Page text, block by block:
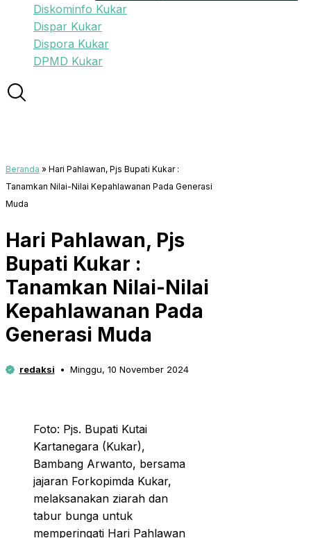
Diskominfo Kukar
Dispar Kukar
Dispora Kukar
DPMD Kukar
Beranda » Hari Pahlawan, Pjs Bupati Kukar :
Tanamkan Nilai-Nilai Kepahlawanan Pada Generasi
Muda
Hari Pahlawan, Pjs
Bupati Kukar :
Tanamkan Nilai-Nilai
Kepahlawanan Pada
Generasi Muda
redaksi Minggu, 10 November 2024
Foto: Pjs. Bupati Kutai
Kartanegara (Kukar),
Bambang Arwanto, bersama
jajaran Forkopimda Kukar,
melaksanakan ziarah dan
tabur bunga untuk
memperingati Hari Pahlawan